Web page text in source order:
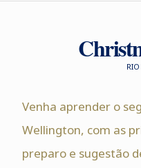
Venha aprender o
Wellington, com as
preparo e sugestão